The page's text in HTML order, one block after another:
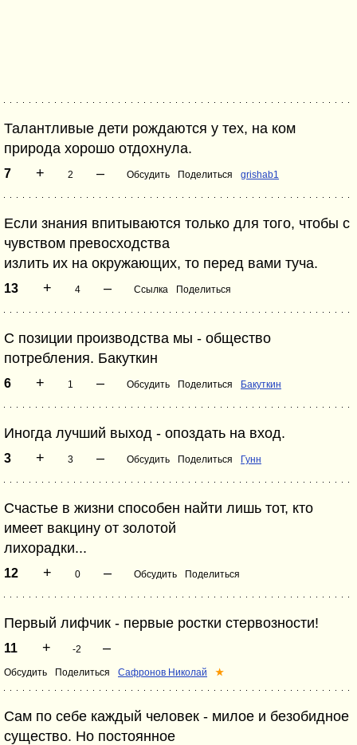
Талантливые дети рождаются у тех, на ком
природа хорошо отдохнула.
7 + 2 – Обсудить Поделиться grishab1
Если знания впитываются только для того, чтобы с
чувством превосходства
излить их на окружающих, то перед вами туча.
13 + 4 – Ссылка Поделиться
С позиции производства мы - общество
потребления. Бакуткин
6 + 1 – Обсудить Поделиться Бакуткин
Иногда лучший выход - опоздать на вход.
3 + 3 – Обсудить Поделиться Гунн
Счастье в жизни способен найти лишь тот, кто
имеет вакцину от золотой
лихорадки...
12 + 0 – Обсудить Поделиться
Первый лифчик - первые ростки стервозности!
11 + -2 –
Обсудить Поделиться Сафронов Николай ★
Сам по себе каждый человек - милое и безобидное
существо. Но постоянное